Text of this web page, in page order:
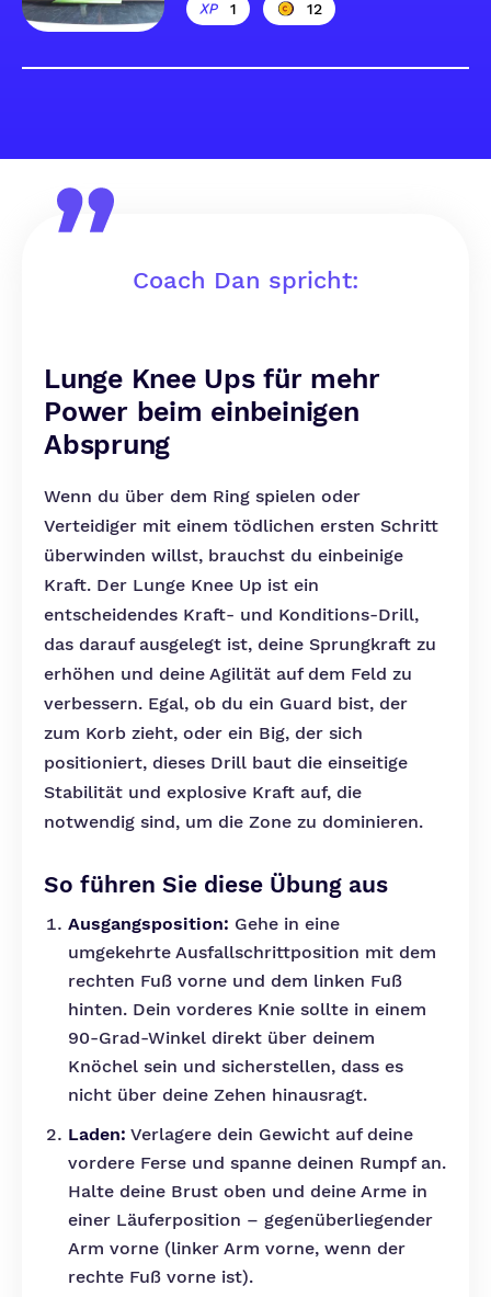
1 12
Coach Dan spricht:
Lunge Knee Ups für mehr
Power beim einbeinigen
Absprung
Wenn du über dem Ring spielen oder
Verteidiger mit einem tödlichen ersten Schritt
überwinden willst, brauchst du einbeinige
Kraft. Der Lunge Knee Up ist ein
entscheidendes Kraft- und Konditions-Drill,
das darauf ausgelegt ist, deine Sprungkraft zu
erhöhen und deine Agilität auf dem Feld zu
verbessern. Egal, ob du ein Guard bist, der
zum Korb zieht, oder ein Big, der sich
positioniert, dieses Drill baut die einseitige
Stabilität und explosive Kraft auf, die
notwendig sind, um die Zone zu dominieren.
So führen Sie diese Übung aus
Ausgangsposition: Gehe in eine
umgekehrte Ausfallschrittposition mit dem
rechten Fuß vorne und dem linken Fuß
hinten. Dein vorderes Knie sollte in einem
90-Grad-Winkel direkt über deinem
Knöchel sein und sicherstellen, dass es
nicht über deine Zehen hinausragt.
Laden: Verlagere dein Gewicht auf deine
vordere Ferse und spanne deinen Rumpf an.
Halte deine Brust oben und deine Arme in
einer Läuferposition – gegenüberliegender
Arm vorne (linker Arm vorne, wenn der
rechte Fuß vorne ist).